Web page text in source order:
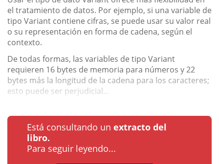
el tratamiento de datos. Por ejemplo, si una variable de
tipo Variant contiene cifras, se puede usar su valor real
o su representación en forma de cadena, según el
contexto.
De todas formas, las variables de tipo Variant
requieren 16 bytes de memoria para números y 22
bytes más la longitud de la cadena para los caracteres;
esto puede ser perjudicial...
Está consultando un extracto del
libro.
Para seguir leyendo...